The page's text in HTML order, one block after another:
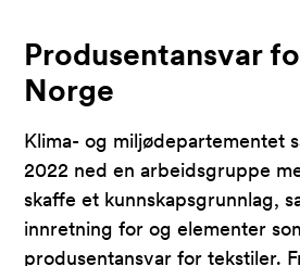
Produsentansvar
Norge
Klima- og miljødepartementet
2022 ned en arbeidsgruppe
skaffe et kunnskapsgrunnlag,
innretning for og elementer
produsentansvar for tekstiler.